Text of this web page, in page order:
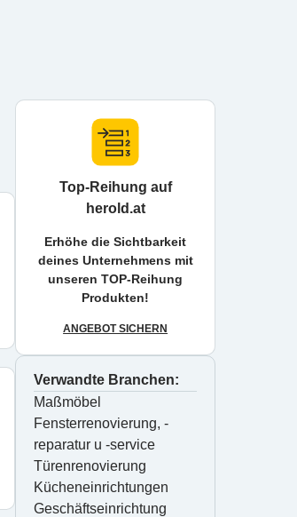
Top-Reihung auf
herold.at
Erhöhe die Sichtbarkeit
deines Unternehmens mit
unseren TOP-Reihung
Produkten!
ANGEBOT SICHERN
Verwandte Branchen:
Maßmöbel
Fensterrenovierung, -
reparatur u -service
Türenrenovierung
Kücheneinrichtungen
Geschäftseinrichtung